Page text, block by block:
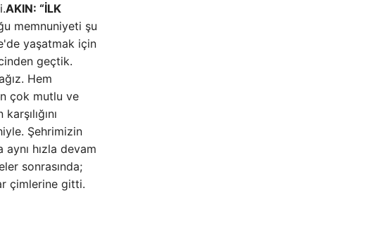
AKIN: “İLK
memnuniyeti şu
yaşatmak için
geçtik.
Hem
çok mutlu ve
Şehrimizin
hızla devam
sonrasında;
çimlerine gitti.